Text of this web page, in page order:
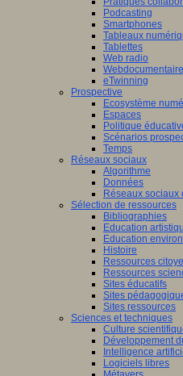
Podcasting
Smartphones
Tableaux
Tablettes
Web radio
Webdocumentaire
eTwinning
Prospective
Ecosystème
Espaces
Politique
Scénarios
Temps
Réseaux sociaux
Algorithme
Données
Réseaux sociaux
Sélection de ressources
Bibliographies
Education
Education
Histoire
Ressources
Ressources
Sites éducatifs
Sites
Sites ressources
Sciences et techniques
Culture
Développement
Intelligence
Logiciels libres